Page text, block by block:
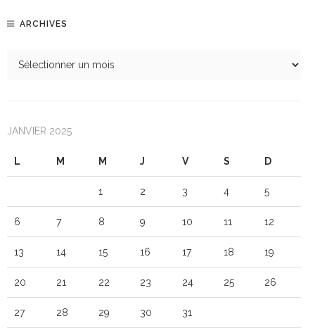
ARCHIVES
JANVIER 2025
L M M J V S D
1 2 3 4 5
6 7 8 9 10 11 12
13 14 15 16 17 18 19
20 21 22 23 24 25 26
27 28 29 30 31